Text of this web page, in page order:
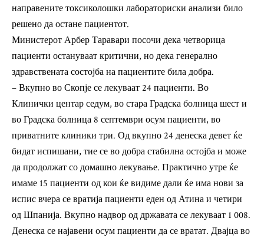
направените токсиколошки лабораториски анализи било
решено да остане пациентот.
Министерот Арбер Таравари посочи дека четворица
пациенти остануваат критични, но дека генерално
здравствената состојба на пациентите била добра.
– Вкупно во Скопје се лекуваат 24 пациенти. Во
Клинички центар седум, во стара Градска болница шест и
во Градска болница 8 септември осум пациенти, во
приватните клиники три. Од вкупно 24 денеска девет ќе
бидат испишани, тие се во добра стабилна остојба и може
да продолжат со домашно лекување. Практично утре ќе
имаме 15 пациенти од кои ќе видиме дали ќе има нови за
испис вчера се вратија пациенти еден од Атина и четири
од Шпанија. Вкупно надвор од државата се лекуваат 1 008.
Денеска се најавени осум пациенти да се вратат. Двајца во